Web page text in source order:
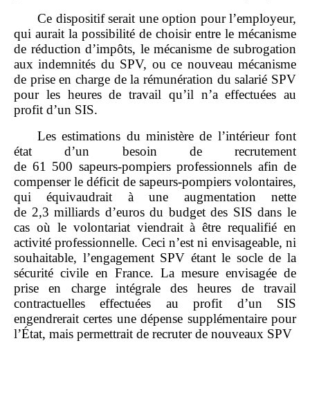
Ce dispositif serait une option pour l’employeur,
qui aurait la possibilité de choisir entre le mécanisme
de réduction d’impôts, le mécanisme de subrogation
aux indemnités du SPV, ou ce nouveau mécanisme
de prise en charge de la rémunération du salarié SPV
pour les heures de travail qu’il n’a effectuées au
profit d’un SIS.
Les estimations du ministère de l’intérieur font
état d’un besoin de recrutement
de 61 500 sapeurs‑pompiers professionnels afin de
compenser le déficit de sapeurs‑pompiers volontaires,
qui équivaudrait à une augmentation nette
de 2,3 milliards d’euros du budget des SIS dans le
cas où le volontariat viendrait à être requalifié en
activité professionnelle. Ceci n’est ni envisageable, ni
souhaitable, l’engagement SPV étant le socle de la
sécurité civile en France. La mesure envisagée de
prise en charge intégrale des heures de travail
contractuelles effectuées au profit d’un SIS
engendrerait certes une dépense supplémentaire pour
l’État, mais permettrait de recruter de nouveaux SPV